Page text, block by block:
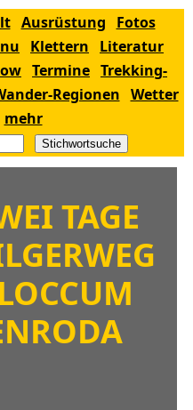
Ausrüstung
Fotos
Klettern
Literatur
Termine Trekking-
Regionen Wetter
mehr
Stichwortsuche
TAGE